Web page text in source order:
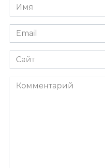
Имя
*
Email
*
Сайт
Комментарий